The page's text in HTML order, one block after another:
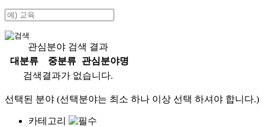
관심분야 검색 결과
대분류
중분류
관심분야명
검색결과가 없습니다.
선택된 분야 (선택분야는 최소 하나 이상 선택 하셔야 합니다.)
카테고리